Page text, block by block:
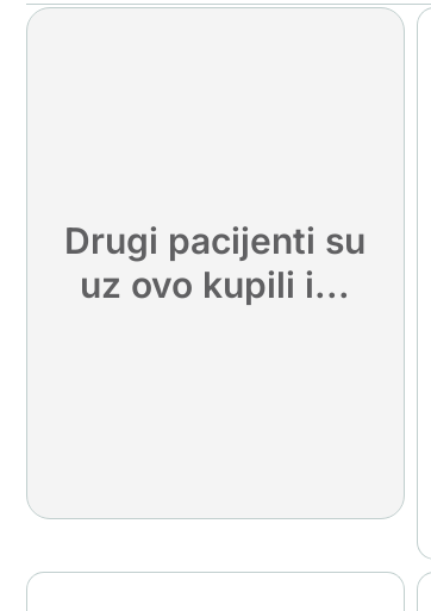
Drugi pacijenti su
uz ovo kupili i...